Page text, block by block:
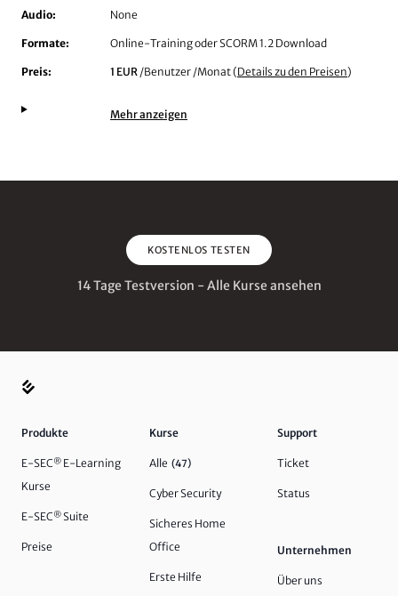
Audio: None
Formate: Online-Training oder SCORM 1.2 Download
Preis: 1 EUR /Benutzer /Monat (Details zu den Preisen)
Mehr anzeigen
KOSTENLOS TESTEN
14 Tage Testversion - Alle Kurse ansehen
Produkte
E-SEC® E-Learning
Kurse
E-SEC®Suite
Preise
Kurse
Alle (47)
Cyber Security
Sicheres Home
Office
Erste Hilfe
Support
Ticket
Status
Unternehmen
Über uns